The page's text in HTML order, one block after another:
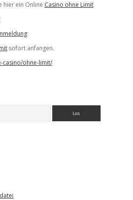
hier ein Online Casino ohne Limit
sofort anfangen.
casino/ohne-limit/